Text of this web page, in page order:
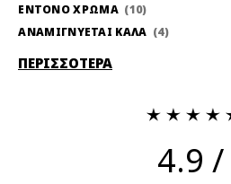
ΕΝΤΟΝΟ ΧΡΩΜΑ
10
ΑΝΑΜΙΓΝΥΕΤΑΙ ΚΑΛΑ
4
ΠΕΡΙΣΣΟΤΕΡΑ
4.9